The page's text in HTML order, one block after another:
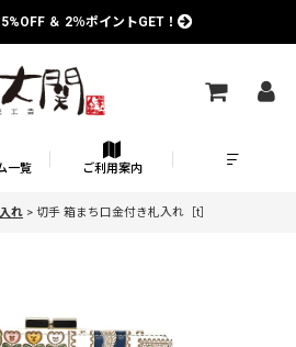
5%OFF ＆ 2％ポイントGET！
一覧 ご利用案内
れ > 切手 箱まち口金付き札入れ［t］